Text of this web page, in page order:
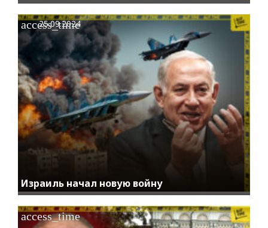
Израиль начал новую войну
access_time
25.09.2024
access_time